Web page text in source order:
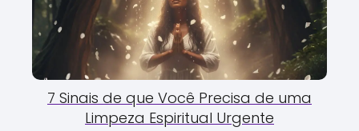
7 Sinais de que Você Precisa de uma
Limpeza Espiritual Urgente